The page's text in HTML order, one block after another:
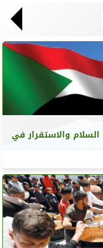
والاستقرار في